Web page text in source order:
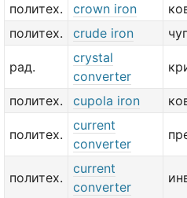
политех.
crown iron
политех.
crude iron
рад.
crystal
converter
политех. cupola iron
политех.
current
converter
политех.
current
converter